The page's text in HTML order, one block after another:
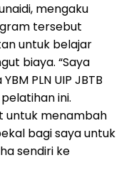
mengaku
tersebut
untuk belajar
biaya. “Saya
PLN UIP JBTB
ini.
untuk menambah
bagi saya untuk
sendiri ke